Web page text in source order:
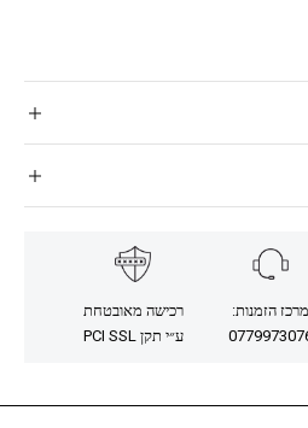
מרכז הזמנות:
רכישה מאובטחת
ע״י תקן PCI SSL